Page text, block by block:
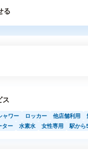
る
ス
ャワー ロッカー 他店舗利用
ター
水素水 女性専用 駅から